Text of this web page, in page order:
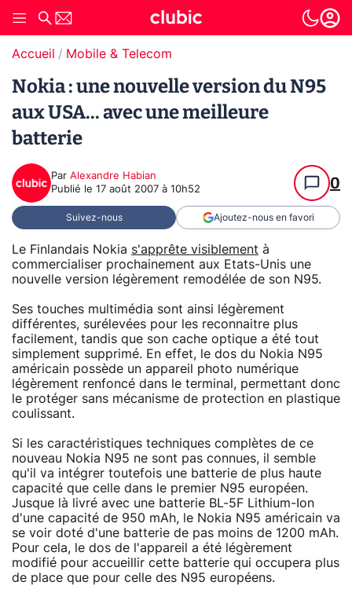
Accueil Mobile & Telecom
Nokia : une nouvelle version du N95
aux USA... avec une meilleure
batterie
Par Alexandre Habian
Publié le 17 août 2007 à 10h52 0
Suivez-nous Ajoutez-nous en favori
Le Finlandais Nokia s'apprête visiblement à
commercialiser prochainement aux Etats-Unis une
nouvelle version légèrement remodélée de son N95.
Ses touches multimédia sont ainsi légèrement
différentes, surélevées pour les reconnaitre plus
facilement, tandis que son cache optique a été tout
simplement supprimé. En effet, le dos du Nokia N95
américain possède un appareil photo numérique
légèrement renfoncé dans le terminal, permettant donc
le protéger sans mécanisme de protection en plastique
coulissant.
Si les caractéristiques techniques complètes de ce
nouveau Nokia N95 ne sont pas connues, il semble
qu'il va intégrer toutefois une batterie de plus haute
capacité que celle dans le premier N95 européen.
Jusque là livré avec une batterie BL-5F Lithium-Ion
d'une capacité de 950 mAh, le Nokia N95 américain va
se voir doté d'une batterie de pas moins de 1200 mAh.
Pour cela, le dos de l'appareil a été légèrement
modifié pour accueillir cette batterie qui occupera plus
de place que pour celle des N95 européens.